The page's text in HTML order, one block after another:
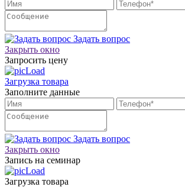
Задать вопрос
Закрыть окно
Запросить цену
Загрузка товара
Заполните данные
Задать вопрос
Закрыть окно
Запись на семинар
Загрузка товара